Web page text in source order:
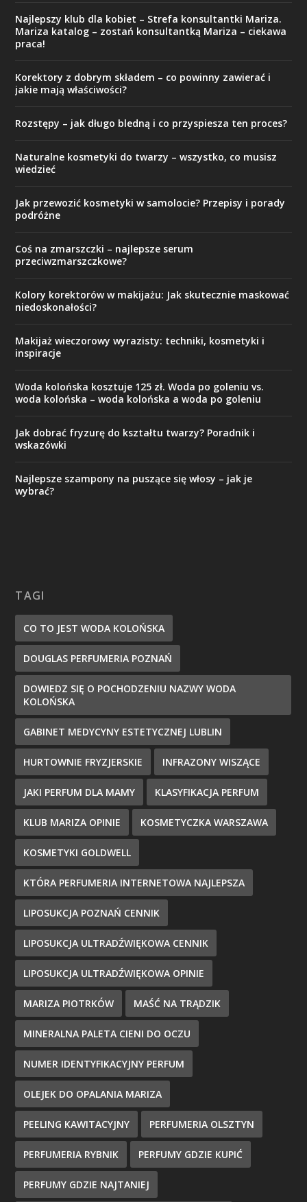
Najlepszy klub dla kobiet – Strefa konsultantki Mariza.
Mariza katalog – zostań konsultantką Mariza – ciekawa
praca!
Korektory z dobrym składem – co powinny zawierać i
jakie mają właściwości?
Rozstępy – jak długo bledną i co przyspiesza ten proces?
Naturalne kosmetyki do twarzy – wszystko, co musisz
wiedzieć
Jak przewozić kosmetyki w samolocie? Przepisy i porady
podróżne
Coś na zmarszczki – najlepsze serum
przeciwzmarszczkowe?
Kolory korektorów w makijażu: Jak skutecznie maskować
niedoskonałości?
Makijaż wieczorowy wyrazisty: techniki, kosmetyki i
inspiracje
Woda kolońska kosztuje 125 zł. Woda po goleniu vs.
woda kolońska – woda kolońska a woda po goleniu
Jak dobrać fryzurę do kształtu twarzy? Poradnik i
wskazówki
Najlepsze szampony na puszące się włosy – jak je
wybrać?
TAGI
CO TO JEST WODA KOLOŃSKA
DOUGLAS PERFUMERIA POZNAŃ
DOWIEDZ SIĘ O POCHODZENIU NAZWY WODA
KOLOŃSKA
GABINET MEDYCYNY ESTETYCZNEJ LUBLIN
HURTOWNIE FRYZJERSKIE INFRAZONY WISZĄCE
JAKI PERFUM DLA MAMY KLASYFIKACJA PERFUM
KLUB MARIZA OPINIE KOSMETYCZKA WARSZAWA
KOSMETYKI GOLDWELL
KTÓRA PERFUMERIA INTERNETOWA NAJLEPSZA
LIPOSUKCJA POZNAŃ CENNIK
LIPOSUKCJA ULTRADŹWIĘKOWA CENNIK
LIPOSUKCJA ULTRADŹWIĘKOWA OPINIE
MARIZA PIOTRKÓW MAŚĆ NA TRĄDZIK
MINERALNA PALETA CIENI DO OCZU
NUMER IDENTYFIKACYJNY PERFUM
OLEJEK DO OPALANIA MARIZA
PEELING KAWITACYJNY PERFUMERIA OLSZTYN
PERFUMERIA RYBNIK PERFUMY GDZIE KUPIĆ
PERFUMY GDZIE NAJTANIEJ